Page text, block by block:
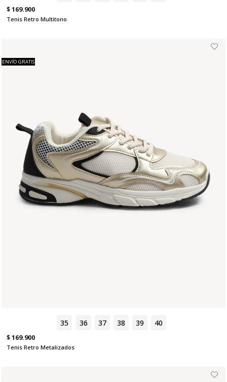
$ 169.900
Tenis Retro Multitono
35 36 37 38 39 40
ENVÍO GRATIS
$ 169.900
Tenis Retro Metalizados